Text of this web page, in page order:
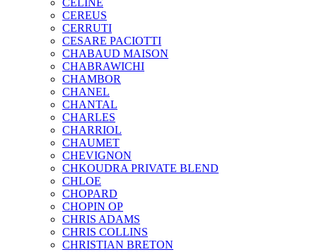
CELINE
CEREUS
CERRUTI
CESARE PACIOTTI
CHABAUD MAISON
CHABRAWICHI
CHAMBOR
CHANEL
CHANTAL
CHARLES
CHARRIOL
CHAUMET
CHEVIGNON
CHKOUDRA PRIVATE BLEND
CHLOE
CHOPARD
CHOPIN OP
CHRIS ADAMS
CHRIS COLLINS
CHRISTIAN BRETON